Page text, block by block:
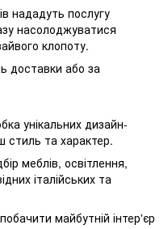
нададуть послугу
насолоджуватися
клопоту.
доставки або за
унікальних дизайн-
та характер.
меблів, освітлення,
італійських та
майбутній інтер'єр